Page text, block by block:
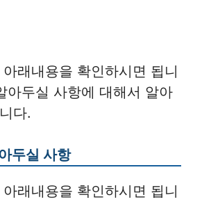
래내용을 확인하시면 됩니
아두실 사항에 대해서 알아
다.
두실 사항
래내용을 확인하시면 됩니